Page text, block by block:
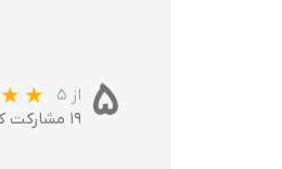
۵ از ۵
۱۹ مشارکت کننده